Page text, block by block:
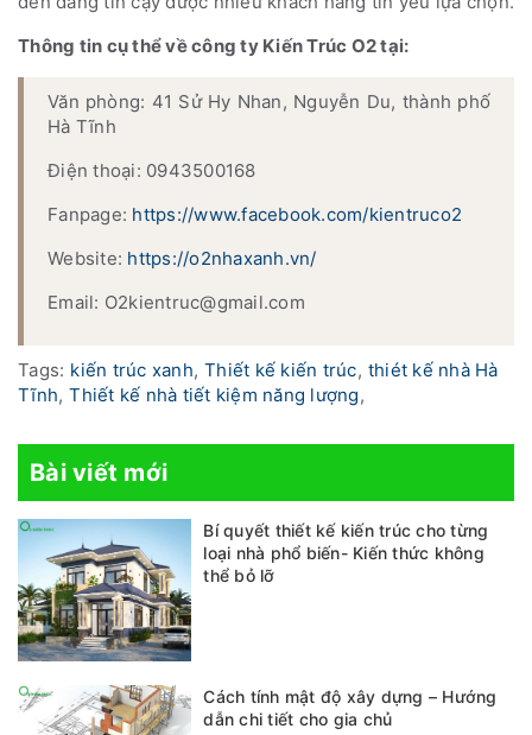
Thông tin cụ thể về công ty Kiến Trúc O2 tại:
Văn phòng: 41 Sử Hy Nhan, Nguyễn Du, thành phố
Hà Tĩnh
Điện thoại: 0943500168
Fanpage: https://www.facebook.com/kientruco2
Website: https://o2nhaxanh.vn/
Email: O2kientruc@gmail.com
Tags: kiến trúc xanh, Thiết kế kiến trúc, thiét kế nhà Hà
Tĩnh, Thiết kế nhà tiết kiệm năng lượng,
Bài viết mới
Bí quyết thiết kế kiến trúc cho từng
loại nhà phổ biến- Kiến thức không
thể bỏ lỡ
Cách tính mật độ xây dựng – Hướng
dẫn chi tiết cho gia chủ